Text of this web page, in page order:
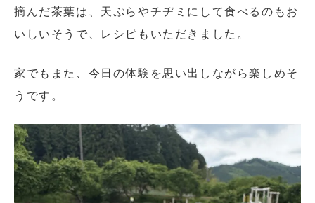
摘んだ茶葉は、天ぷらやチヂミにして食べるのもお
いしいそうで、レシピもいただきました。
家でもまた、今日の体験を思い出しながら楽しめそ
うです。